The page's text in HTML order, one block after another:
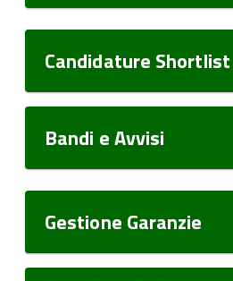
Candidature Shortlist
Bandi e Avvisi
Gestione Garanzie